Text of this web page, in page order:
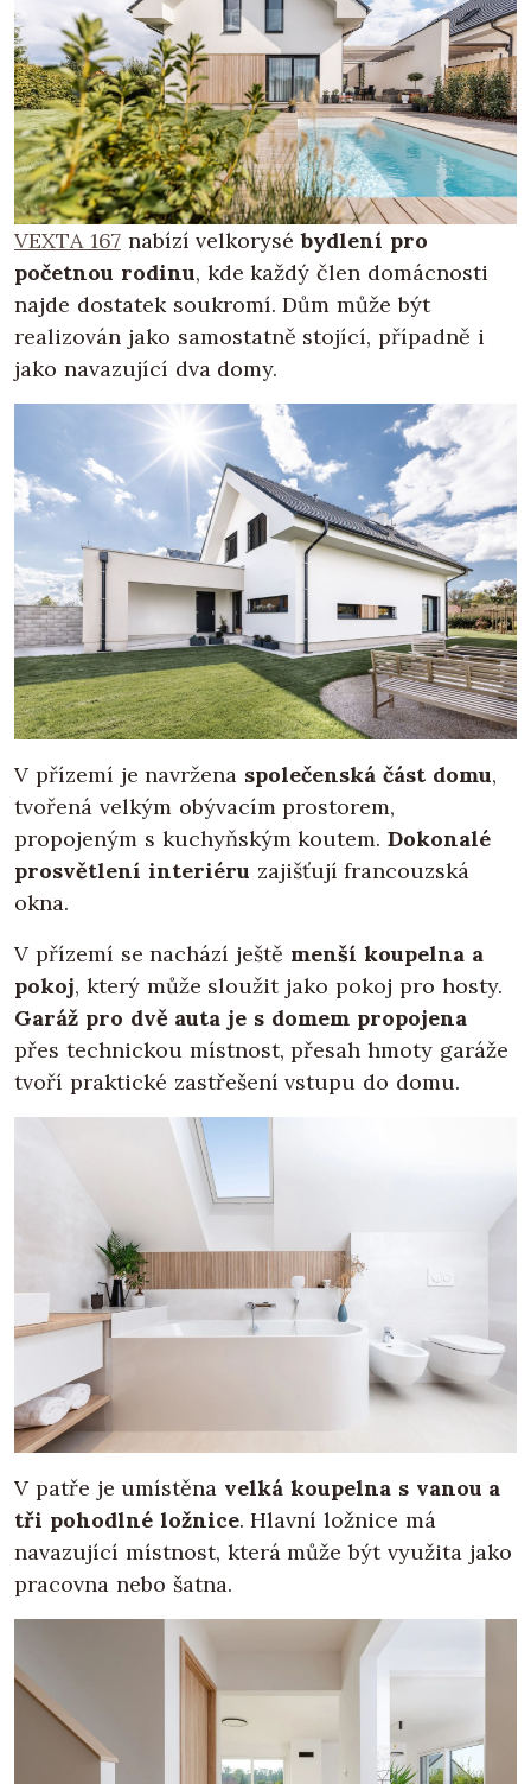
VEXTA 167nabízí velkorysébydlení pro
početnou rodinu, kde každý člen domácnosti
najde dostatek soukromí. Dům může být
realizován jako samostatně stojící, případně i
jako navazující dva domy.
V přízemí je navržena společenská část domu,
tvořená velkým obývacím prostorem,
propojeným s kuchyňským koutem.Dokonalé
prosvětlení interiéru zajišťují francouzská
okna.
V přízemí se nachází ještě menší koupelna a
pokoj, který může sloužit jako pokoj pro hosty.
Garáž pro dvě auta je s domem propojena
přes technickou místnost, přesah hmoty garáže
tvoří praktické zastřešení vstupu do domu.
V patře je umístěna velká koupelna s vanou a
tři pohodlné ložnice. Hlavní ložnice má
navazující místnost, která může být využita jako
pracovna nebo šatna.